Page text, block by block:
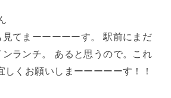
てまーーーーーす。
駅前にまだ
ランチ。
あると思うので。これ
しくお願いしまーーーーーす！！